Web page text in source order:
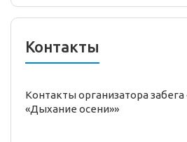
Контакты
Контакты организатора
«Дыхание осени»»